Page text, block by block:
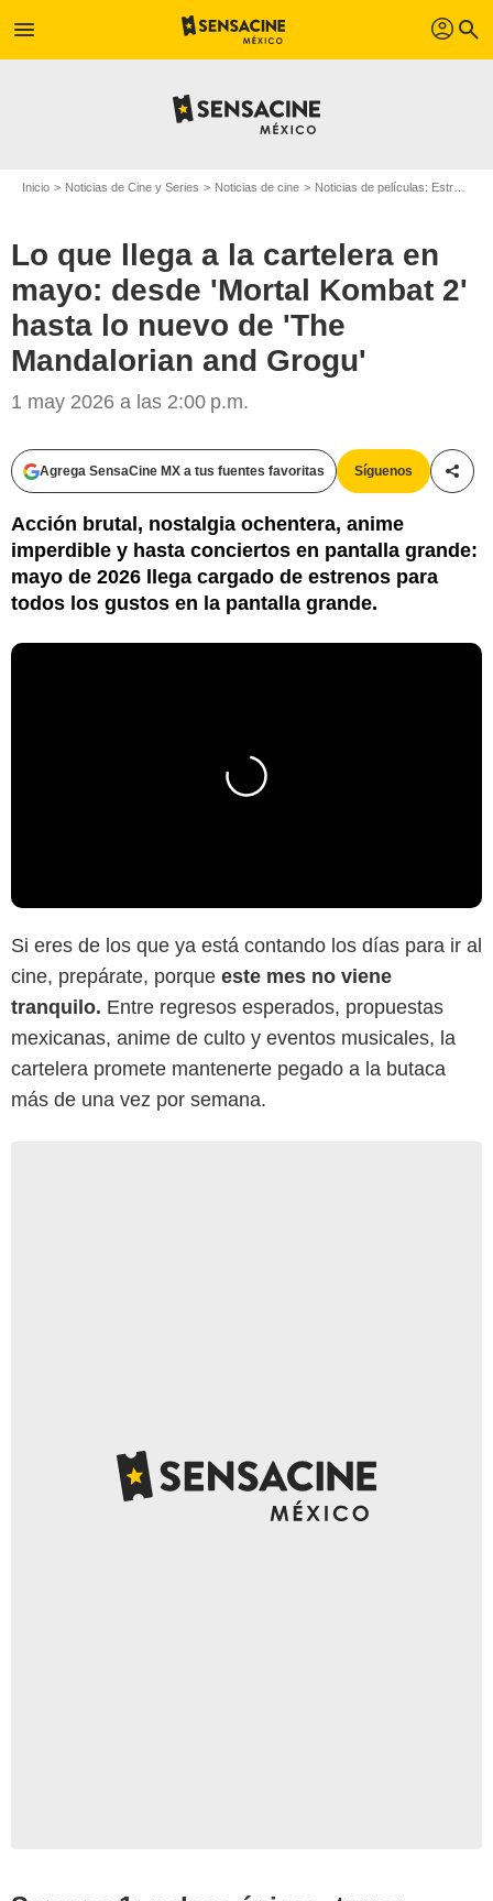
menu profil search
Inicio Noticias de Cine y Series Noticias de cine Noticias de películas: Estreno de película
Lo que llega a la cartelera en
mayo: desde 'Mortal Kombat 2'
hasta lo nuevo de 'The
Mandalorian and Grogu'
1 may 2026 a las 2:00 p.m.
Agrega SensaCine MX a tus fuentes favoritas Síguenos
Acción brutal, nostalgia ochentera, anime
imperdible y hasta conciertos en pantalla grande:
mayo de 2026 llega cargado de estrenos para
todos los gustos en la pantalla grande.
Si eres de los que ya está contando los días para ir al
cine, prepárate, porque este mes no viene
tranquilo. Entre regresos esperados, propuestas
mexicanas, anime de culto y eventos musicales, la
cartelera promete mantenerte pegado a la butaca
más de una vez por semana.